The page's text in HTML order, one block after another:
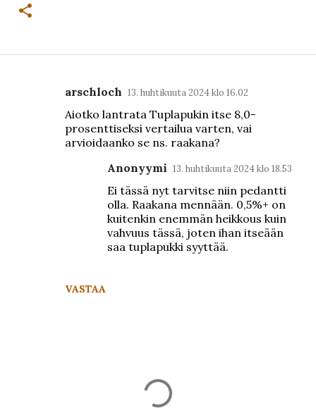
arschloch 13. huhtikuuta 2024 klo 16.02
Aiotko lantrata Tuplapukin itse 8,0-
prosenttiseksi vertailua varten, vai
arvioidaanko se ns. raakana?
VASTAA
Anonyymi 13. huhtikuuta 2024 klo 18.53
Ei tässä nyt tarvitse niin pedantti
olla. Raakana mennään. 0,5%+ on
kuitenkin enemmän heikkous kuin
vahvuus tässä, joten ihan itseään
saa tuplapukki syyttää.